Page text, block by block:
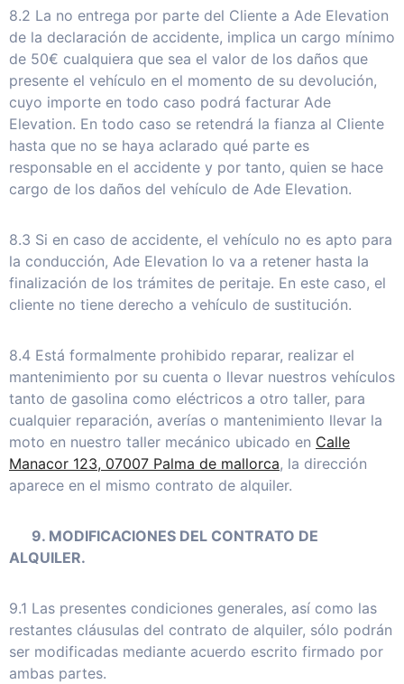
8.2 La no entrega por parte del Cliente a Ade Elevation
de la declaración de accidente, implica un cargo mínimo
de 50€ cualquiera que sea el valor de los daños que
presente el vehículo en el momento de su devolución,
cuyo importe en todo caso podrá facturar Ade
Elevation. En todo caso se retendrá la fianza al Cliente
hasta que no se haya aclarado qué parte es
responsable en el accidente y por tanto, quien se hace
cargo de los daños del vehículo de Ade Elevation.
8.3 Si en caso de accidente, el vehículo no es apto para
la conducción, Ade Elevation lo va a retener hasta la
finalización de los trámites de peritaje. En este caso, el
cliente no tiene derecho a vehículo de sustitución.
8.4 Está formalmente prohibido reparar, realizar el
mantenimiento por su cuenta o llevar nuestros vehículos
tanto de gasolina como eléctricos a otro taller, para
cualquier reparación, averías o mantenimiento llevar la
moto en nuestro taller mecánico ubicado en Calle
Manacor 123, 07007 Palma de mallorca, la dirección
aparece en el mismo contrato de alquiler.
9. MODIFICACIONES DEL CONTRATO DE
ALQUILER.
9.1 Las presentes condiciones generales, así como las
restantes cláusulas del contrato de alquiler, sólo podrán
ser modificadas mediante acuerdo escrito firmado por
ambas partes.